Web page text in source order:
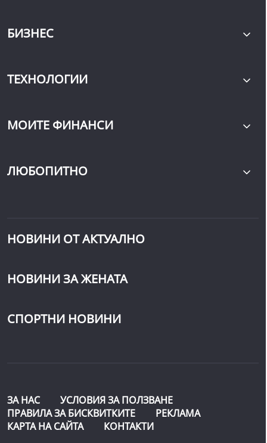
БИЗНЕС
ТЕХНОЛОГИИ
МОИТЕ ФИНАНСИ
ЛЮБОПИТНО
НОВИНИ ОТ АКТУАЛНО
НОВИНИ ЗА ЖЕНАТА
СПОРТНИ НОВИНИ
ЗА НАС
УСЛОВИЯ ЗА ПОЛЗВАНЕ
ПРАВИЛА ЗА БИСКВИТКИТЕ
РЕКЛАМА
КАРТА НА САЙТА
КОНТАКТИ